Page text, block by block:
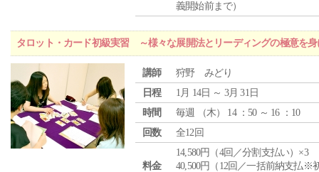
義開始前まで）
タロット・カード初級実習 ～様々な展開法とリーディングの極意を身
講師
狩野 みどり
日程
1月 14日 ～ 3月 31日
時間
毎週 （木） 14 ：50 ～ 16 ：10
回数
全12回
料金
14,580円（4回／分割支払い）×3
40,500円（12回／一括前納支払※